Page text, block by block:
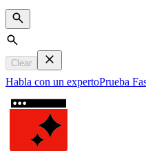
Search
Clear
Habla con un expertoPrueba